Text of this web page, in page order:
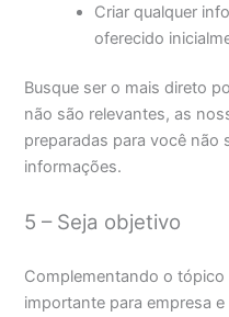
Criar qualquer
oferecido
Busque ser o mais direto
não são relevantes, as
preparadas para você não
informações.
5 – Seja objetivo
Complementando o
importante para empresa